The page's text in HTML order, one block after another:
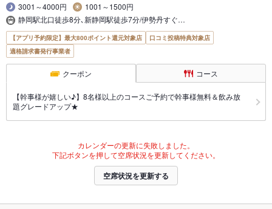
3001～4000円
1001～1500円
静岡駅北口徒歩8分､新静岡駅徒歩7分/伊勢丹すぐ…
【アプリ予約限定】最大800ポイント還元対象店
口コミ投稿特典対象店
適格請求書発行事業者
クーポン コース
【幹事様が嬉しい♪】8名様以上のコースご予約で幹事様無料＆飲み放
題グレードアップ★
カレンダーの更新に失敗しました。
下記ボタンを押して空席状況を更新してください。
空席状況を更新する